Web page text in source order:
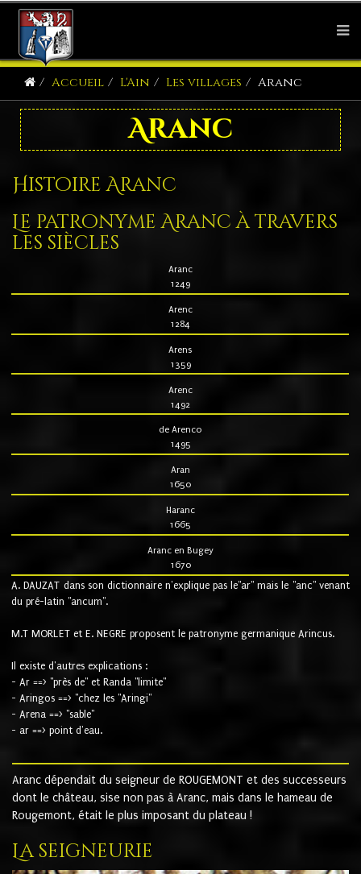
Accueil L'Ain Les villages Aranc
Aranc
Histoire Aranc
Le patronyme Aranc à travers
les siècles
Aranc
1249
Arenc
1284
Arens
1359
Arenc
1492
de Arenco
1495
Aran
1650
Haranc
1665
Aranc en Bugey
1670
A. DAUZAT dans son dictionnaire n'explique pas le"ar" mais le "anc" venant
du pré-latin "ancum".
M.T MORLET et E. NEGRE proposent le patronyme germanique Arincus.
Il existe d'autres explications :
- Ar ==> "près de" et Randa "limite"
- Aringos ==> "chez les "Aringi"
- Arena ==> "sable"
- ar ==> point d'eau.
Aranc dépendait du seigneur de ROUGEMONT et des successeurs
dont le château, sise non pas à Aranc, mais dans le hameau de
Rougemont, était le plus imposant du plateau !
La seigneurie